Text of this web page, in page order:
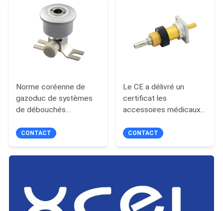
Norme coréenne de
gazoduc de systèmes
de débouchés
gazCONTACT
Le CE a délivré un
certificat les
accessoires médicaux
gaz d'AGSS
CONTACT